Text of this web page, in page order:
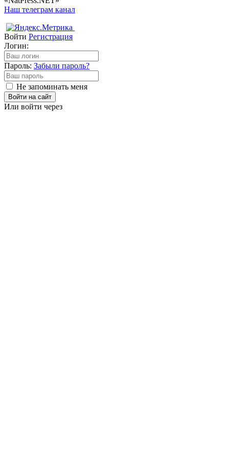
Наш телеграм канал
Войти Регистрация
Логин:
Пароль: Забыли пароль?
Не запоминать меня
Войти на сайт
Или войти через